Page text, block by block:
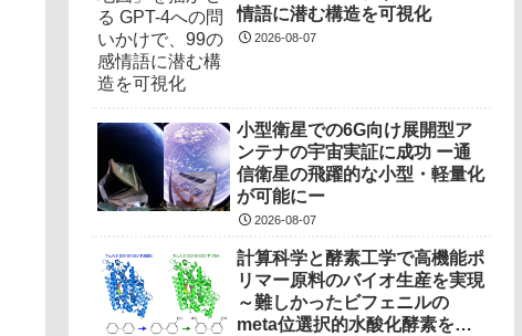
情語に潜む構造を可視化
2026-08-07
小型衛星での6G向け展開型ア
ンテナの宇宙実証に成功 ー通
信衛星の飛躍的な小型・軽量化
が可能にー
2026-08-07
計算科学と酵素工学で高機能ポ
リマー原料のバイオ生産を実現
～難しかったビフェニルの
meta位選択的水酸化酵素を開